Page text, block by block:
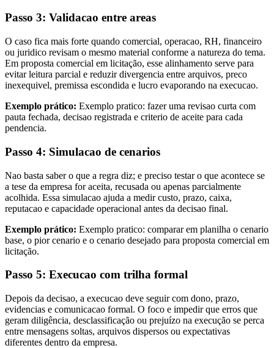
Passo 3: Validacao entre areas
O caso fica mais forte quando comercial, operacao, RH, financeiro
ou juridico revisam o mesmo material conforme a natureza do tema.
Em proposta comercial em licitação, esse alinhamento serve para
evitar leitura parcial e reduzir divergencia entre arquivos, preco
inexequivel, premissa escondida e lucro evaporando na execucao.
Exemplo prático: Exemplo pratico: fazer uma revisao curta com
pauta fechada, decisao registrada e criterio de aceite para cada
pendencia.
Passo 4: Simulacao de cenarios
Nao basta saber o que a regra diz; e preciso testar o que acontece se
a tese da empresa for aceita, recusada ou apenas parcialmente
acolhida. Essa simulacao ajuda a medir custo, prazo, caixa,
reputacao e capacidade operacional antes da decisao final.
Exemplo prático: Exemplo pratico: comparar em planilha o cenario
base, o pior cenario e o cenario desejado para proposta comercial em
licitação.
Passo 5: Execucao com trilha formal
Depois da decisao, a execucao deve seguir com dono, prazo,
evidencias e comunicacao formal. O foco e impedir que erros que
geram diligência, desclassificação ou prejuízo na execução se perca
entre mensagens soltas, arquivos dispersos ou expectativas
diferentes dentro da empresa.